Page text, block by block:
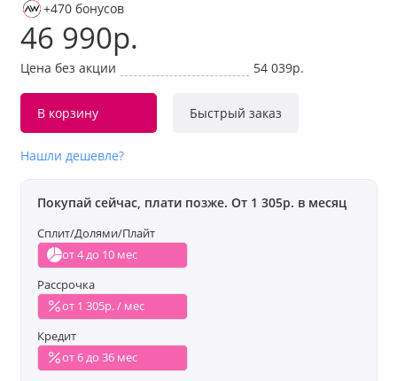
+470 бонусов
46 990р.
Цена без акции 54 039р.
В корзину Быстрый заказ
Нашли дешевле?
Покупай сейчас, плати позже. От 1 305р. в месяц
Сплит/Долями/Плайт
от 4 до 10 мес
Рассрочка
от 1 305р. / мес
Кредит
от 6 до 36 мес